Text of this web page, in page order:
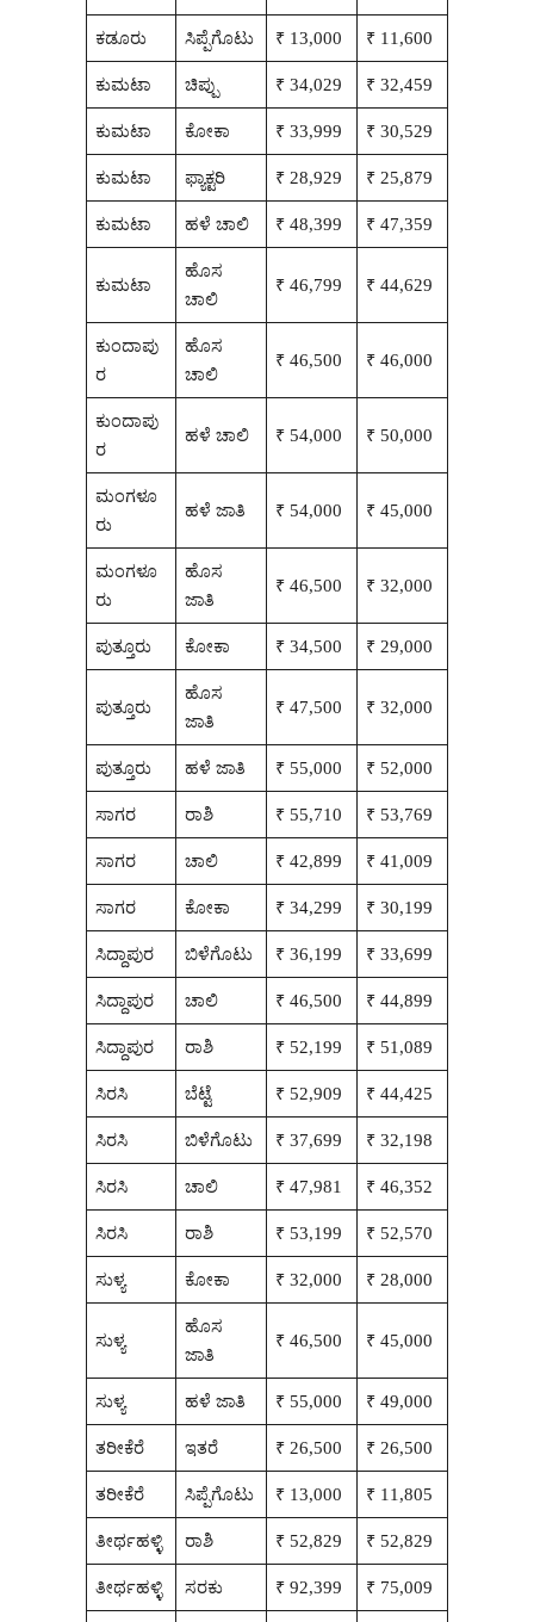
ಕಡೂರು ಸಿಪ್ಪೆಗೊಟು ₹ 13,000 ₹ 11,600
ಕುಮಟಾ ಚಿಪ್ಪು ₹ 34,029 ₹ 32,459
ಕುಮಟಾ ಕೋಕಾ ₹ 33,999 ₹ 30,529
ಕುಮಟಾ ಫ್ಯಾಕ್ಟರಿ ₹ 28,929 ₹ 25,879
ಕುಮಟಾ ಹಳೆ ಚಾಲಿ ₹ 48,399 ₹ 47,359
ಕುಮಟಾ
ಹೊಸ
ಚಾಲಿ
₹ 46,799 ₹ 44,629
ಕುಂದಾಪು
ರ
ಹೊಸ
ಚಾಲಿ
₹ 46,500 ₹ 46,000
ಕುಂದಾಪು
ರ
ಹಳೆ ಚಾಲಿ ₹ 54,000 ₹ 50,000
ಮಂಗಳೂ
ರು
ಹಳೆ ಜಾತಿ ₹ 54,000 ₹ 45,000
ಮಂಗಳೂ
ರು
ಹೊಸ
ಜಾತಿ
₹ 46,500 ₹ 32,000
ಪುತ್ತೂರು ಕೋಕಾ ₹ 34,500 ₹ 29,000
ಪುತ್ತೂರು
ಹೊಸ
ಜಾತಿ
₹ 47,500 ₹ 32,000
ಪುತ್ತೂರು ಹಳೆ ಜಾತಿ ₹ 55,000 ₹ 52,000
ಸಾಗರ ರಾಶಿ ₹ 55,710 ₹ 53,769
ಸಾಗರ ಚಾಲಿ ₹ 42,899 ₹ 41,009
ಸಾಗರ ಕೋಕಾ ₹ 34,299 ₹ 30,199
ಸಿದ್ದಾಪುರ ಬಿಳೆಗೊಟು ₹ 36,199 ₹ 33,699
ಸಿದ್ದಾಪುರ ಚಾಲಿ ₹ 46,500 ₹ 44,899
ಸಿದ್ದಾಪುರ ರಾಶಿ ₹ 52,199 ₹ 51,089
ಸಿರಸಿ ಬೆಟ್ಟೆ ₹ 52,909 ₹ 44,425
ಸಿರಸಿ ಬಿಳೆಗೊಟು ₹ 37,699 ₹ 32,198
ಸಿರಸಿ ಚಾಲಿ ₹ 47,981 ₹ 46,352
ಸಿರಸಿ ರಾಶಿ ₹ 53,199 ₹ 52,570
ಸುಳ್ಯ ಕೋಕಾ ₹ 32,000 ₹ 28,000
ಸುಳ್ಯ
ಹೊಸ
ಜಾತಿ
₹ 46,500 ₹ 45,000
ಸುಳ್ಯ ಹಳೆ ಜಾತಿ ₹ 55,000 ₹ 49,000
ತರೀಕೆರೆ ಇತರೆ ₹ 26,500 ₹ 26,500
ತರೀಕೆರೆ ಸಿಪ್ಪೆಗೊಟು ₹ 13,000 ₹ 11,805
ತೀರ್ಥಹಳ್ಳಿ ರಾಶಿ ₹ 52,829 ₹ 52,829
ತೀರ್ಥಹಳ್ಳಿ ಸರಕು ₹ 92,399 ₹ 75,009